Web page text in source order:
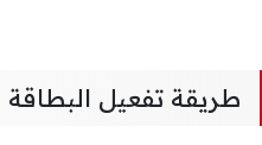
طريقة تفعيل